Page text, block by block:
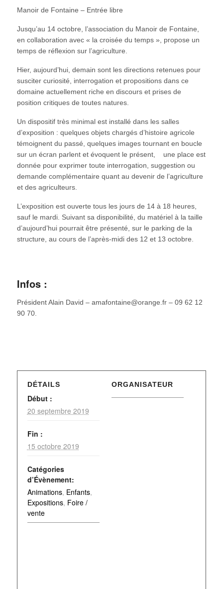
Manoir de Fontaine – Entrée libre
Jusqu’au 14 octobre, l’association du Manoir de Fontaine,
en collaboration avec « la croisée du temps », propose un
temps de réflexion sur l’agriculture.
Hier, aujourd’hui, demain sont les directions retenues pour
susciter curiosité, interrogation et propositions dans ce
domaine actuellement riche en discours et prises de
position critiques de toutes natures.
Un dispositif très minimal est installé dans les salles
d’exposition : quelques objets chargés d’histoire agricole
témoignent du passé, quelques images tournant en boucle
sur un écran parlent et évoquent le présent, une place est
donnée pour exprimer toute interrogation, suggestion ou
demande complémentaire quant au devenir de l’agriculture
et des agriculteurs.
L’exposition est ouverte tous les jours de 14 à 18 heures,
sauf le mardi. Suivant sa disponibilité, du matériel à la taille
d’aujourd’hui pourrait être présenté, sur le parking de la
structure, au cours de l’après-midi des 12 et 13 octobre.
Infos :
Président Alain David – amafontaine@orange.fr – 09 62 12
90 70.
DÉTAILS
Début :
20 septembre 2019
Fin :
15 octobre 2019
Catégories
d’Évènement:
Animations, Enfants,
Expositions, Foire /
vente
ORGANISATEUR